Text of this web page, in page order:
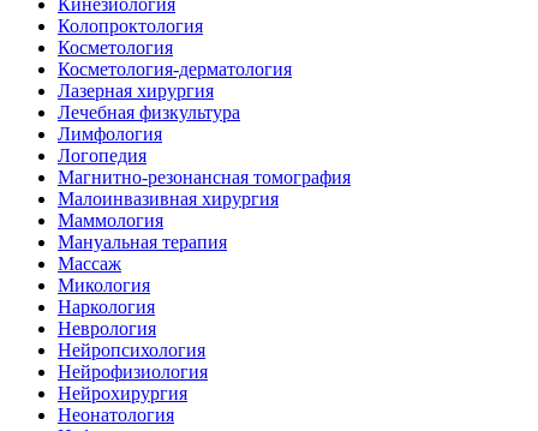
Колопроктология
Косметология
Косметология-дерматология
Лазерная хирургия
Лечебная физкультура
Лимфология
Логопедия
Магнитно-резонансная томография
Малоинвазивная хирургия
Маммология
Мануальная терапия
Массаж
Микология
Наркология
Неврология
Нейропсихология
Нейрофизиология
Нейрохирургия
Неонатология